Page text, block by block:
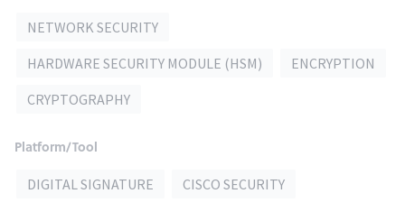
NETWORK SECURITY
HARDWARE SECURITY MODULE (HSM)
ENCRYPTION
CRYPTOGRAPHY
Platform/Tool
DIGITAL SIGNATURE CISCO SECURITY